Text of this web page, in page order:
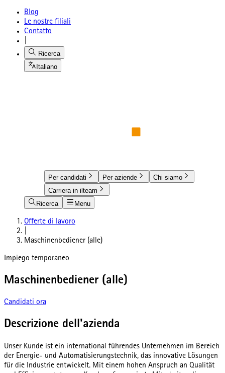
Blog
Le nostre filiali
Contatto
Ricerca
Italiano
Per candidati Per aziende
Chi siamo
Carriera in ilteam
Ricerca
Menu
Offerte di lavoro
Maschinenbediener (alle)
Impiego temporaneo
Maschinenbediener (alle)
Candidati ora
Descrizione dell'azienda
Unser Kunde ist ein international führendes Unternehmen im Bereich
der Energie- und Automatisierungstechnik, das innovative Lösungen
für die Industrie entwickelt. Mit einem hohen Anspruch an Qualität